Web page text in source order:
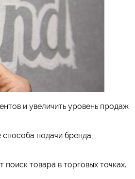
и увеличить уровень продаж
способа подачи бренда,
товара в торговых точках.